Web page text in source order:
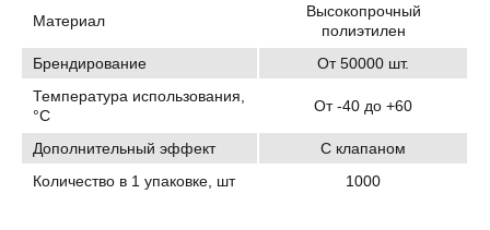
Материал
Высокопрочный
полиэтилен
Брендирование
От 50000 шт.
Температура использования,
°C
От -40 до +60
Дополнительный эффект
С клапаном
Количество в 1 упаковке, шт
1000